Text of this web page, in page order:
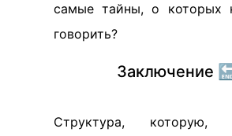
самые тайны, о которых
говорить?
Заключение
Структура, которую,